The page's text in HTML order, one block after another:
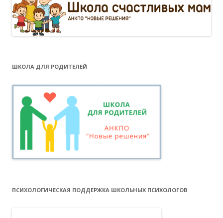
ШКОЛА ДЛЯ РОДИТЕЛЕЙ
ПСИХОЛОГИЧЕСКАЯ ПОДДЕРЖКА ШКОЛЬНЫХ ПСИХОЛОГОВ